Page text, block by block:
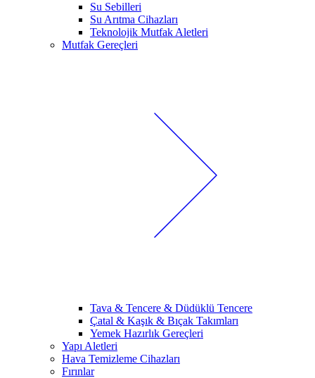
Su Sebilleri
Su Arıtma Cihazları
Teknolojik Mutfak Aletleri
Mutfak Gereçleri
Tava & Tencere & Düdüklü Tencere
Çatal & Kaşık & Bıçak Takımları
Yemek Hazırlık Gereçleri
Yapı Aletleri
Hava Temizleme Cihazları
Fırınlar